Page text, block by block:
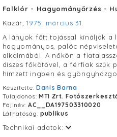
Folklór - Hagyományőrzés -
Kazár,1975. március 31.
A lányok főtt tojással kínálják a
hagyományos, palóc
alkalmából. A nőkön a
díszes főkötővel, a férfiak szűk
hímzett ingben és
Készítette: Danis Barna
Tulajdonos: MTI Zrt.
Fájlnév: AC__DA197503310020
Láthatóság: publikus
Technikai adatok: